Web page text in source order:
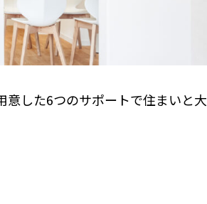
意した6つのサポートで住まいと大